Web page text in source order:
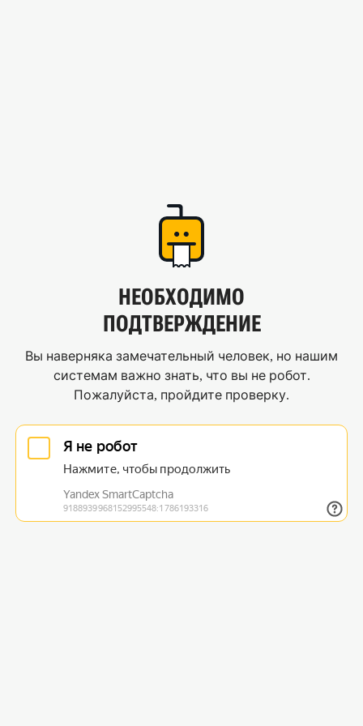
НЕОБХОДИМО
ПОДТВЕРЖДЕНИЕ
Вы наверняка замечательный человек, но нашим
системам важно знать, что вы не робот.
Пожалуйста, пройдите проверку.